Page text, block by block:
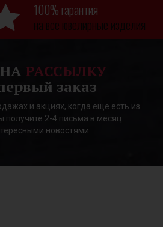
100% гарантия
на все ювелирные изделия
РАССЫЛКУ
заказ
и акциях, когда еще есть из
2-4 письма в месяц.
новостями